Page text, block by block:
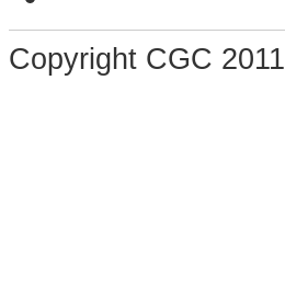
Copyright CGC 2011